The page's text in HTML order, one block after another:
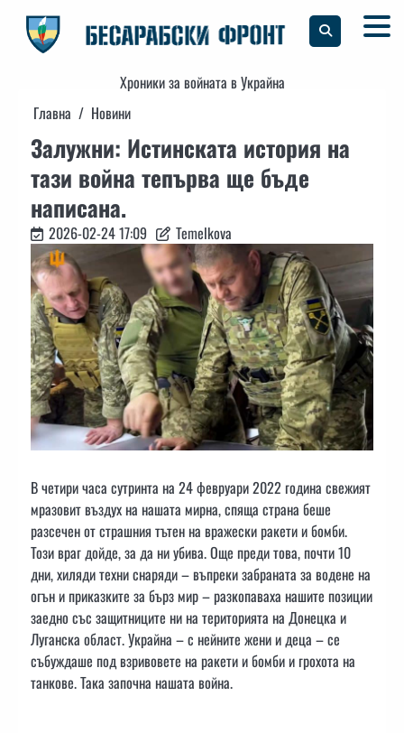
content
Хроники за войната в Украйна
Главна
Новини
Залужни: Истинската история на
тази война тепърва ще бъде
написана.
2026-02-24 17:09 Temelkova
В четири часа сутринта на 24 февруари 2022 година свежият
мразовит въздух на нашата мирна, спяща страна беше
разсечен от страшния тътен на вражески ракети и бомби.
Този враг дойде, за да ни убива. Още преди това, почти 10
дни, хиляди техни снаряди – въпреки забраната за водене на
огън и приказките за бърз мир – разкопаваха нашите позиции
заедно със защитниците ни на територията на Донецка и
Луганска област. Украйна – с нейните жени и деца – се
събуждаше под взривовете на ракети и бомби и грохота на
танкове. Така започна нашата война.